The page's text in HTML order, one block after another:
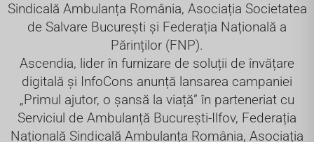
Sindicală Ambulanța România, Asociația Societatea
de Salvare București și Federația Națională a
Părinților (FNP).
Ascendia, lider în furnizare de soluții de învățare
digitală și InfoCons anunță lansarea campaniei
„Primul ajutor, o șansă la viață” în parteneriat cu
Serviciul de Ambulanță București-Ilfov, Federația
Națională Sindicală Ambulanța România, Asociația